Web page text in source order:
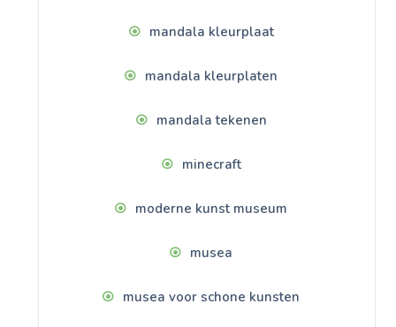
mandala kleurplaat
mandala kleurplaten
mandala tekenen
minecraft
moderne kunst museum
musea
musea voor schone kunsten